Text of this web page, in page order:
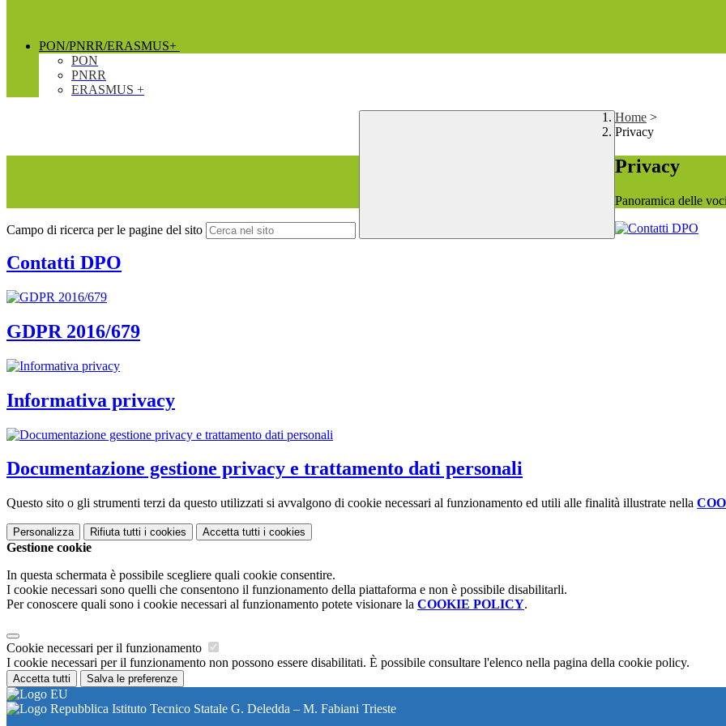
PON/PNRR/ERASMUS+
PON
PNRR
ERASMUS +
Campo di ricerca per le pagine del sito
Home >
Privacy
Privacy
Panoramica delle
Contatti DPO
GDPR 2016/679
Informativa privacy
Documentazione gestione privacy e trattamento dati personali
Questo sito o gli strumenti terzi da questo utilizzati si avvalgono di cookie necessari al funzionamento ed utili alle finalità illustrate nella
Personalizza Rifiuta tutti i cookies Accetta tutti i cookies
Gestione cookie
In questa schermata è possibile scegliere quali cookie consentire.
I cookie necessari sono quelli che consentono il funzionamento della piattaforma e non è possibile disabilitarli.
Per conoscere quali sono i cookie necessari al funzionamento potete visionare la COOKIE POLICY.
Cookie necessari per il funzionamento
I cookie necessari per il funzionamento non possono essere disabilitati. È possibile consultare l'elenco nella pagina della cookie policy.
Accetta tutti Salva le preferenze
Istituto Tecnico Statale G. Deledda – M. Fabiani Trieste